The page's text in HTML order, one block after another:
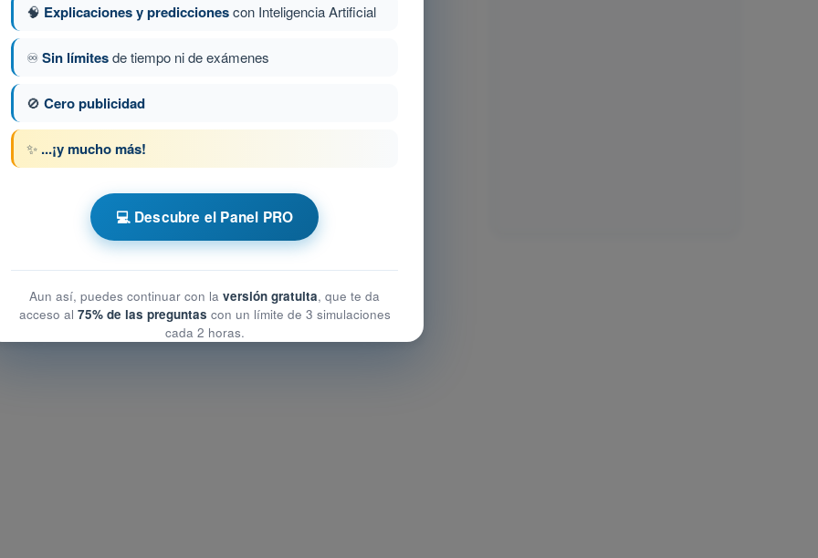
540 de 643 Siguiente pregunta
- Licencia de Piloto de Transporte de
la Aeronave - Célula, Sistemas y Planta Motriz
de la Aeronave - Célula, Sistemas y Planta Motriz
Aeronave - Célula, Sistemas y Planta Motriz
🧠 Explicaciones y prediccionescon Inteligencia Artificial
♾️Sin límitesde tiempo ni de exámenes
🚫 Cero publicidad
✨ ...¡y mucho más!
💻 Descubre el Panel PRO
Aun así, puedes continuar con la versión gratuita, que te da
acceso al 75% de las preguntas con un límite de 3 simulaciones
cada 2 horas.